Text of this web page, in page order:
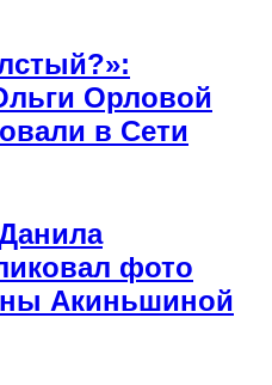
Орловой
в Сети
фото
Акиньшиной